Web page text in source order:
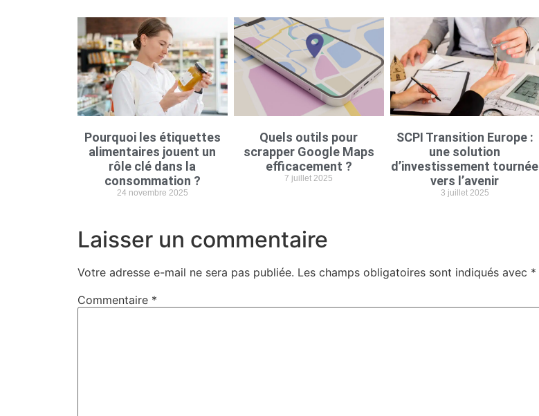
Pourquoi les étiquettes
alimentaires jouent un
rôle clé dans la
consommation ?
24 novembre 2025
Quels outils pour
scrapper Google Maps
efficacement ?
7 juillet 2025
SCPI Transition Europe :
une solution
d’investissement tournée
vers l’avenir
3 juillet 2025
Laisser un commentaire
Votre adresse e-mail ne sera pas publiée. Les champs obligatoires sont indiqués avec *
Commentaire *